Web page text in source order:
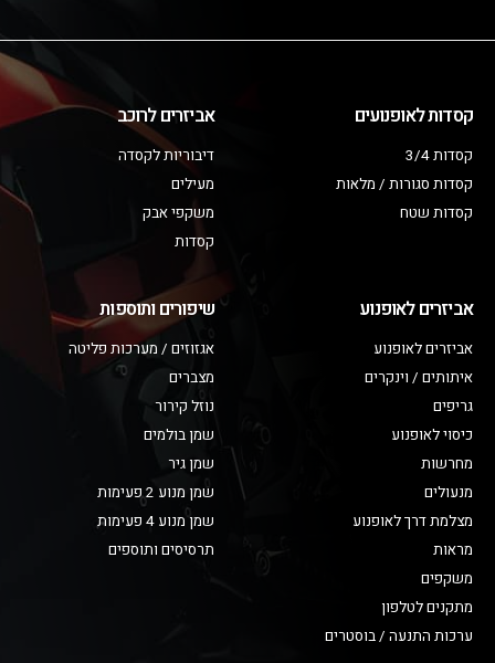
קסדות לאופנועים
קסדות 3/4
קסדות סגורות / מלאות
קסדות שטח
אביזרים לרוכב
דיבוריות לקסדה
מעילים
משקפי אבק
קסדות
אביזרים לאופנוע
אביזרים לאופנוע
איתותים / וינקרים
גריפים
כיסוי לאופנוע
מחרשות
מנעולים
מצלמת דרך לאופנוע
מראות
משקפים
מתקנים לטלפון
ערכות התנעה / בוסטרים
שיפורים ותוספות
אגזוזים / מערכות פליטה
מצברים
נוזל קירור
שמן בולמים
שמן גיר
שמן מנוע 2 פעימות
שמן מנוע 4 פעימות
תרסיסים ותוספים